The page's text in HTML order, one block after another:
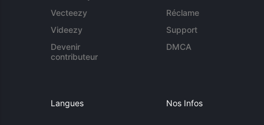
Vecteezy
Videezy
Devenir
contributeur
Réclame
Support
DMCA
Langues Nos Infos